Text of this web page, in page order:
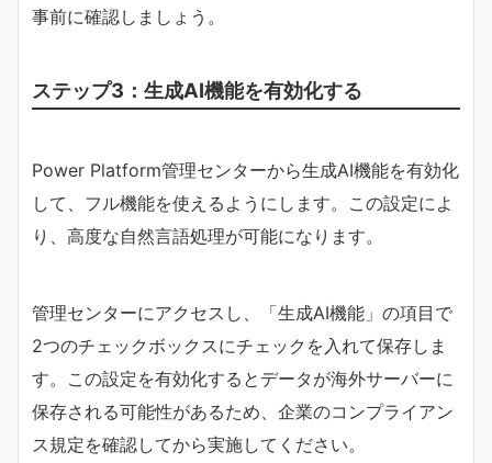
事前に確認しましょう。
ステップ3：生成AI機能を有効化する
Power Platform管理センターから生成AI機能を有効化
して、フル機能を使えるようにします。この設定によ
り、高度な自然言語処理が可能になります。
管理センターにアクセスし、「生成AI機能」の項目で
2つのチェックボックスにチェックを入れて保存しま
す。この設定を有効化するとデータが海外サーバーに
保存される可能性があるため、企業のコンプライアン
ス規定を確認してから実施してください。